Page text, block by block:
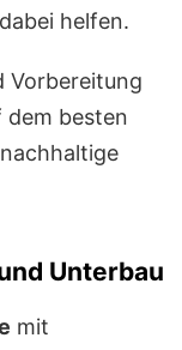
helfen.
Vorbereitung
dem besten
Unterbau
mit